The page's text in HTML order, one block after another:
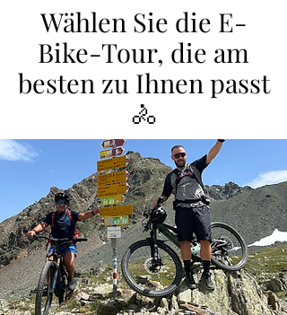
Wählen Sie die E-
Bike-Tour, die am
besten zu Ihnen passt
🚴